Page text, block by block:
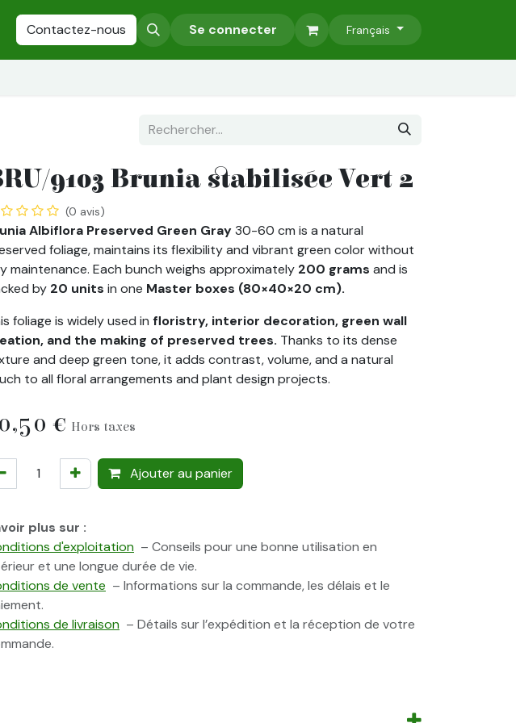
Arbres stabilisés Accessoires Murs Végétaux Stabilisés
Contactez-nous Se connecter Français
9103 Brunia stabilisée Vert 2
(0 avis)
Albiflora Preserved Green Gray30-60 cm is a natural
foliage, maintains its flexibility and vibrant green color without
maintenance. Each bunch weighs approximately 200 grams and is
by 20 units in one Master boxes (80×40×20 cm).
foliage is widely used in floristry, interior decoration, green wall
and the making of preserved trees. Thanks to its dense
and deep green tone, it adds contrast, volume, and a natural
to all floral arrangements and plant design projects.
€ Hors taxes
Ajouter au panier
plus sur :
d'exploitation – Conseils pour une bonne utilisation en
et une longue durée de vie.
de vente – Informations sur la commande, les délais et le
de livraison – Détails sur l’expédition et la réception de votre